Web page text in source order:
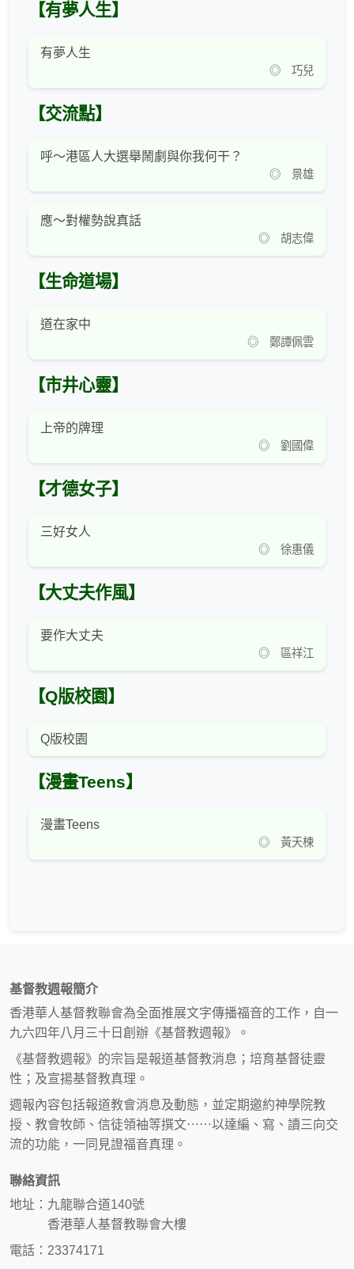
【有夢人生】
有夢人生
◎ 巧兒
【交流點】
呼～港區人大選舉鬧劇與你我何干？
◎ 景雄
應～對權勢說真話
◎ 胡志偉
【生命道場】
道在家中
◎ 鄭譚佩雲
【市井心靈】
上帝的牌理
◎ 劉國偉
【才德女子】
三好女人
◎ 徐惠儀
【大丈夫作風】
要作大丈夫
◎ 區祥江
【Q版校園】
Q版校園
【漫畫Teens】
漫畫Teens
◎ 黃天楝
基督教週報簡介
香港華人基督教聯會為全面推展文字傳播福音的工作，自一
九六四年八月三十日創辦《基督教週報》。
《基督教週報》的宗旨是報道基督教消息；培育基督徒靈
性；及宣揚基督教真理。
週報內容包括報道教會消息及動態，並定期邀約神學院教
授、教會牧師、信徒領袖等撰文⋯⋯以達編、寫、讀三向交
流的功能，一同見證福音真理。
聯絡資訊
地址：九龍聯合道140號
香港華人基督教聯會大樓
電話：23374171